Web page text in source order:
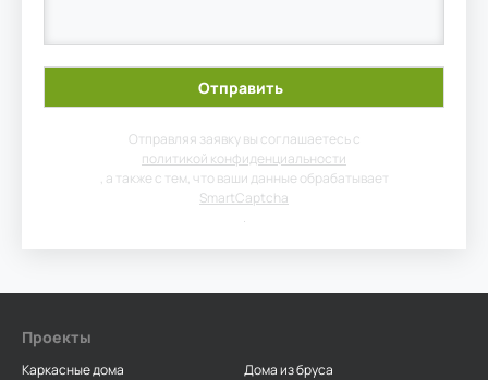
Отправляя заявку вы соглашаетесь с
политикой конфиденциальности
, а также с тем, что ваши данные обрабатывает
SmartCaptcha
.
Проекты
Каркасные дома
Дома из бруса